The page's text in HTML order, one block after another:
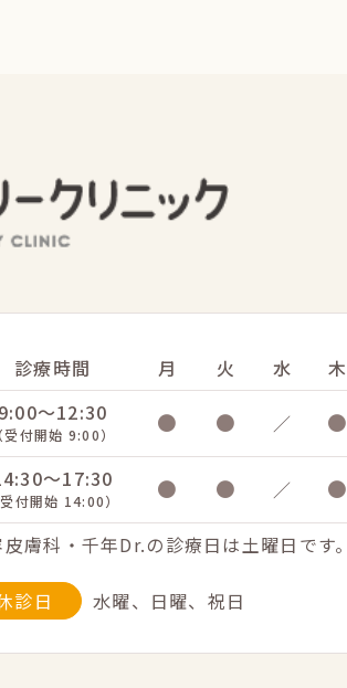
診療時間 月 火 水 木
9:00～12:30
（受付開始 9:00） ● ● ／ ●
～17:30
受付開始 14:00） ● ● ／ ●
膚科・千年Dr.の診療日は土曜日です。
診日 水曜、日曜、祝日